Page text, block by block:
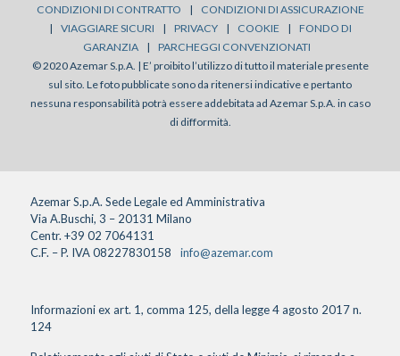
CONDIZIONI DI CONTRATTO |
CONDIZIONI DI ASSICURAZIONE
|
VIAGGIARE SICURI | PRIVACY | COOKIE |
FONDO DI
GARANZIA
|
PARCHEGGI CONVENZIONATI
© 2020 Azemar S.p.A. | E’ proibito l’utilizzo di tutto il materiale presente
sul sito. Le foto pubblicate sono da ritenersi indicative e pertanto
nessuna responsabilità potrà essere addebitata ad Azemar S.p.A. in caso
di difformità.
Azemar S.p.A. Sede Legale ed Amministrativa
Via A.Buschi, 3 – 20131 Milano
Centr. +39 02 7064131
C.F. – P. IVA 08227830158
info@azemar.com
Informazioni ex art. 1, comma 125, della legge 4 agosto 2017 n.
124